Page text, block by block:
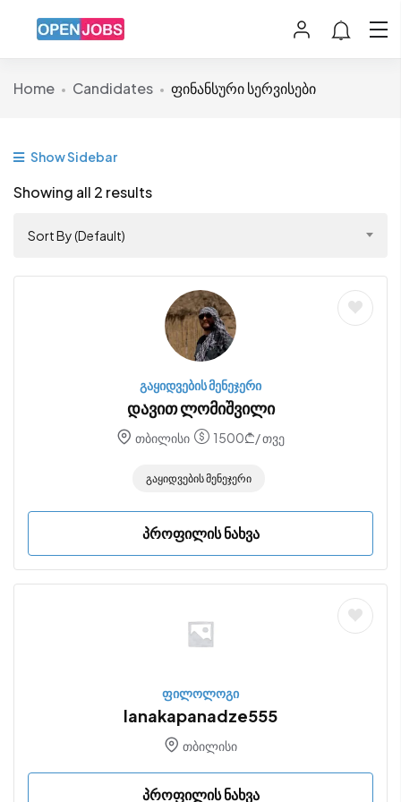
Home Candidates ფინანსური სერვისები
Show Sidebar
Showing all 2 results
Sort By (Default)
გაყიდვების მენეჯერი
დავით ლომიშვილი
თბილისი 1500₾/ თვე
Გაყიდვების Მენეჯერი
პროფილის ნახვა
ფილოლოგი
lanakapanadze555
თბილისი
პროფილის ნახვა